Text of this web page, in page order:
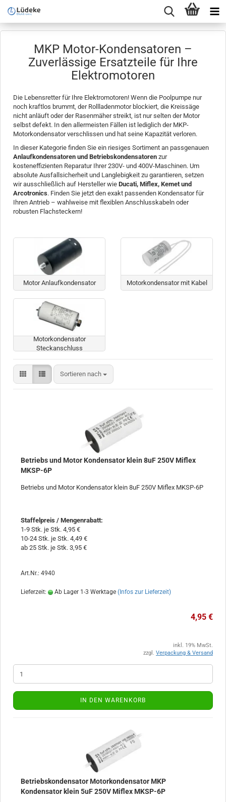
MKP Motor-Kondensatoren –
Zuverlässige Ersatzteile für Ihre
Elektromotoren
Die Lebensretter für Ihre Elektromotoren! Wenn die Poolpumpe nur
noch kraftlos brummt, der Rollladenmotor blockiert, die Kreissäge
nicht anläuft oder der Rasenmäher streikt, ist nur selten der Motor
selbst defekt. In den allermeisten Fällen ist lediglich der MKP-
Motorkondensator verschlissen und hat seine Kapazität verloren.
In dieser Kategorie finden Sie ein riesiges Sortiment an passgenauen
Anlaufkondensatoren und Betriebskondensatoren zur
kosteneffizienten Reparatur Ihrer 230V- und 400V-Maschinen. Um
absolute Ausfallsicherheit und Langlebigkeit zu garantieren, setzen
wir ausschließlich auf Hersteller wie Ducati, Miflex, Kemet und
Arcotronics. Finden Sie jetzt den exakt passenden Kondensator für
Ihren Antrieb – wahlweise mit flexiblen Anschlusskabeln oder
robusten Flachsteckern!
Motor Anlaufkondensator Motorkondensator mit Kabel
Motorkondensator
Steckanschluss
Sortieren nach
Sortieren nach
Betriebs und Motor Kondensator klein 8uF 250V Miflex
MKSP-6P
Betriebs und Motor Kondensator klein 8uF 250V Miflex MKSP-6P
Staffelpreis / Mengenrabatt:
1-9 Stk. je Stk. 4,95 €
10-24 Stk. je Stk. 4,49 €
ab 25 Stk. je Stk. 3,95 €
Art.Nr.: 4940
Lieferzeit: Ab Lager 1-3 Werktage (Infos zur Lieferzeit)
4,95 €
inkl. 19% MwSt.
zzgl. Verpackung & Versand
IN DEN WARENKORB
Betriebskondensator Motorkondensator MKP
Kondensator klein 5uF 250V Miflex MKSP-6P